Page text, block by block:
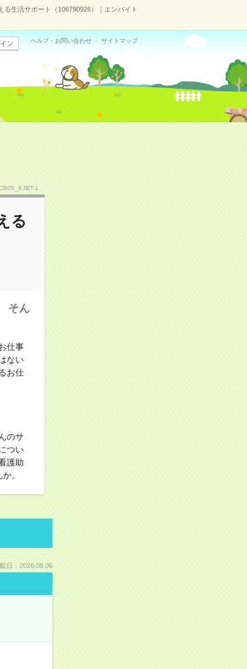
る生活サポート（106790926）｜エンバイト
ン ヘルプ・お問い合わせ サイトマップ
1
る
そん
仕事
ない
お仕
のサ
つい
護助
。
日：2026.08.06